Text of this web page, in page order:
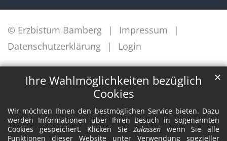
Ihre Wahlmöglichkeiten bezüglich
Cookies
Wir möchten Ihnen den bestmöglichen Service bieten. Dazu
werden Informationen über Ihren Besuch in sogenannten
Cookies gespeichert. Klicken SieZulassen wenn Sie alle
Funktionen dieser Website unter Verwendung spezieller
✕
© Erzbistum Bamberg
Impressum
Datenschutzerklärung
Login